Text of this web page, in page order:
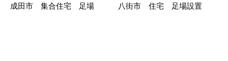
成田市 集合住宅 足場 八街市 住宅 足場設置